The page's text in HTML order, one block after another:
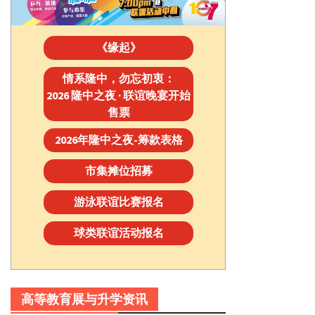
《缘起》
情系隆中，勿忘初衷：
2026 隆中之夜 · 联谊晚宴开始
售票
2026年隆中之夜-筹款表格
市集摊位招募
游泳联谊比赛报名
球类联谊活动报名
高等教育展与升学资讯